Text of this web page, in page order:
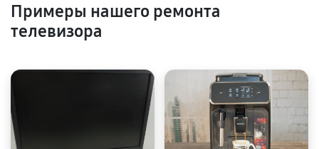
Примеры нашего ремонта
телевизора